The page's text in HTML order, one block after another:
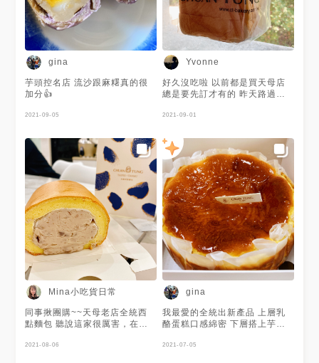
gina
芋頭控名店 流沙跟麻糬真的很
加分👍
2021-09-05
Yvonne
好久沒吃啦 以前都是買天母店
總是要先訂才有的 昨天路過竟
2021-09-01
Mina小吃貨日常
同事揪團購~~天母老店全統西
點麵包 聽說這家很厲害，在天
一打開就可以看到非常飽滿的芋
2021-08-06
gina
我最愛的全統出新產品 上層乳
酪蛋糕口感綿密 下層搭上芋頭
2021-07-05